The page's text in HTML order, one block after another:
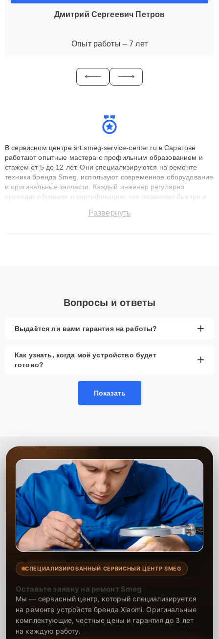
Дмитрий Сергеевич Петров
Опыт работы – 7 лет
В сервисном центре srt.smeg-service-center.ru в Саратове
работают опытные мастера с профильным образованием и
стажем от 5 до 12 лет. Они специализируются на ремонте
техники бренда Smeg, используют современное оборудование
и оригинальные запчасти. Каждый инженер регулярно
проходит обучение и сертификацию, что позволяет быстро и
сохранением гарантии до 3 лет. Наши мастера решают
Развернуть
Вопросы и ответы
Выдаётся ли вами гарантия на работы? +
Как узнать, когда моё устройство будет
готово?
+
Показать
СПЕЦИАЛИЗИРОВАННЫЙ СЕРВИСНЫЙ ЦЕНТР SMEG
Оставьте заявку на ремонт Smeg
Мы — сервисный центр, который специализируется
на ремонте устройств бренда Xiaomi. Оригинальные
комплектующие, честные цены и гарантия до 3 лет
на каждую работу.